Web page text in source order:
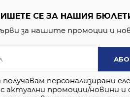
СЕ ЗА НАШИЯ
за нашите промоции и
персонализирани
актуални промоции/новини и